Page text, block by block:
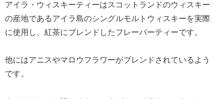
アイラ・ウィスキーティーはスコットランドのウィスキー
の産地であるアイラ島のシングルモルトウィスキーを実際
に使用し、紅茶にブレンドしたフレーバーティーです。
他にはアニスやマロウフラワーがブレンドされているよう
です。